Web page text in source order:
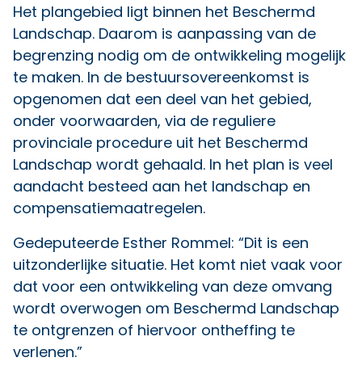
Het plangebied ligt binnen het Beschermd
Landschap. Daarom is aanpassing van de
begrenzing nodig om de ontwikkeling mogelijk
te maken. In de bestuursovereenkomst is
opgenomen dat een deel van het gebied,
onder voorwaarden, via de reguliere
provinciale procedure uit het Beschermd
Landschap wordt gehaald. In het plan is veel
aandacht besteed aan het landschap en
compensatiemaatregelen.
Gedeputeerde Esther Rommel: “Dit is een
uitzonderlijke situatie. Het komt niet vaak voor
dat voor een ontwikkeling van deze omvang
wordt overwogen om Beschermd Landschap
te ontgrenzen of hiervoor ontheffing te
verlenen.”